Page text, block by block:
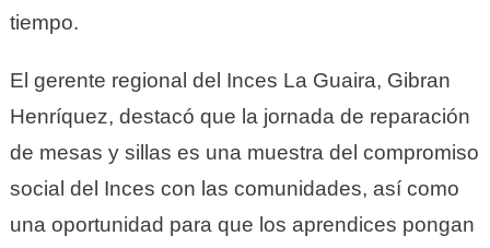
tiempo.
El gerente regional del Inces La Guaira, Gibran
Henríquez, destacó que la jornada de reparación
de mesas y sillas es una muestra del compromiso
social del Inces con las comunidades, así como
una oportunidad para que los aprendices pongan